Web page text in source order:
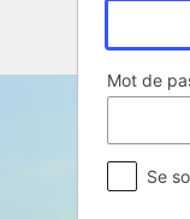
Mot de
Se